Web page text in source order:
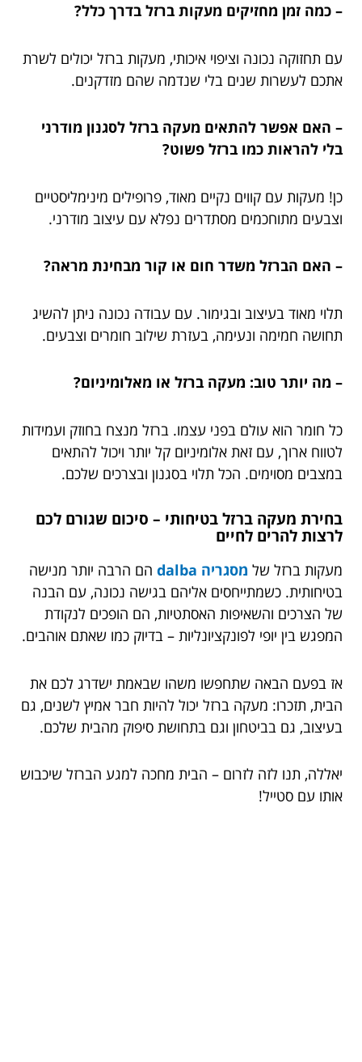
– כמה זמן מחזיקים מעקות ברזל בדרך כלל?
עם תחזוקה נכונה וציפוי איכותי, מעקות ברזל יכולים לשרת
אתכם לעשרות שנים בלי שנדמה שהם מזדקנים.
– האם אפשר להתאים מעקה ברזל לסגנון מודרני
בלי להראות כמו ברזל פשוט?
כן! מעקות עם קווים נקיים מאוד, פרופילים מינימליסטיים
וצבעים מתוחכמים מסתדרים נפלא עם עיצוב מודרני.
– האם הברזל משדר חום או קור מבחינת מראה?
תלוי מאוד בעיצוב ובגימור. עם עבודה נכונה ניתן להשיג
תחושה חמימה ונעימה, בעזרת שילוב חומרים וצבעים.
– מה יותר טוב: מעקה ברזל או מאלומיניום?
כל חומר הוא עולם בפני עצמו. ברזל מנצח בחוזק ועמידות
לטווח ארוך, עם זאת אלומיניום קל יותר ויכול להתאים
במצבים מסוימים. הכל תלוי בסגנון ובצרכים שלכם.
בחירת מעקה ברזל בטיחותי – סיכום שגורם לכם
לרצות להרים לחיים
מעקות ברזל של מסגריה dalba
הם הרבה יותר מנישה
בטיחותית. כשמתייחסים אליהם בגישה נכונה, עם הבנה
של הצרכים והשאיפות האסתטיות, הם הופכים לנקודת
המפגש בין יופי לפונקציונליות – בדיוק כמו שאתם אוהבים.
אז בפעם הבאה שתחפשו משהו שבאמת ישדרג לכם את
הבית, תזכרו: מעקה ברזל יכול להיות חבר אמיץ לשנים, גם
בעיצוב, גם בביטחון וגם בתחושת סיפוק מהבית שלכם.
יאללה, תנו לזה לזרום – הבית מחכה למגע הברזל שיכבוש
אותו עם סטייל!